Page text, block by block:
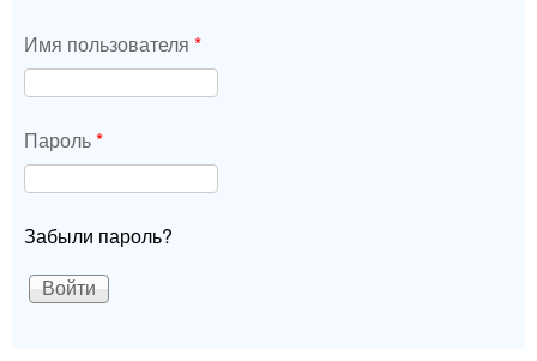
Имя пользователя *
Пароль*
Забыли пароль?